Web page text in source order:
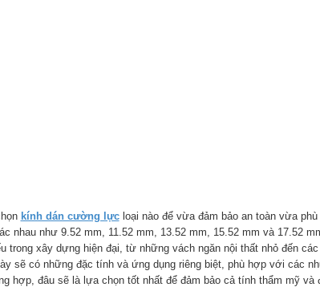
kính dán cường lựcloại nào để vừa đảm bảo an toàn vừa
nhau như 9.52 mm, 11.52 mm, 13.52 mm, 15.52 mm và 17.52
trong xây dựng hiện đại, từ những vách ngăn nội thất nhỏ đến
sẽ có những đặc tính và ứng dụng riêng biệt, phù hợp với các
hợp, đâu sẽ là lựa chọn tốt nhất để đảm bảo cả tính thẩm mỹ và